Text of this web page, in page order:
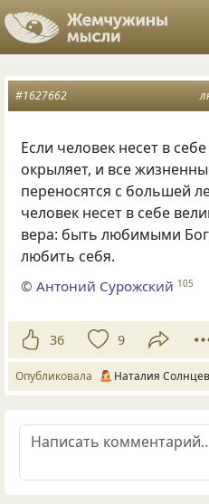
#1627662
Если человек несет в
окрыляет, и все
переносятся с большей
человек несет в себе
вера: быть любимыми
любить себя.
©Антоний Сурожский 105
36 9
Опубликовала Наталия